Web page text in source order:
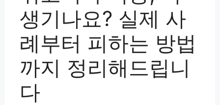
생기나요? 실제 사
례부터 피하는 방법
까지 정리해드립니
다